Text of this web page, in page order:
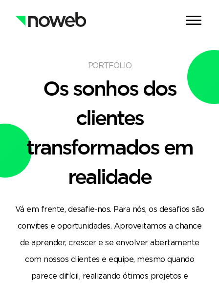
PORTFÓLIO
Os sonhosdos
clientes
transformados em
realidade
Vá em frente, desafie-nos. Para nós, os desafios são
convites e oportunidades. Aproveitamos a chance
de aprender, crescer e se envolver abertamente
com nossos clientes e equipe, mesmo quando
parece difícil, realizando ótimos projetos e